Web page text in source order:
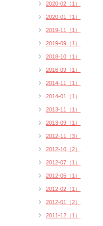
2020-02（1）
2020-01（1）
2019-11（1）
2019-09（1）
2018-10（1）
2016-09（1）
2014-11（1）
2014-01（1）
2013-11（1）
2013-09（1）
2012-11（3）
2012-10（2）
2012-07（1）
2012-05（1）
2012-02（1）
2012-01（2）
2011-12（1）